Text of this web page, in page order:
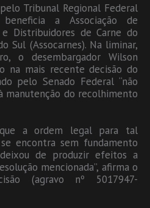
Tribunal Regional Federal
a Associação de
Distribuidores de Carne do
Sul (Assocarnes). Na liminar,
o desembargador Wilson
na mais recente decisão do
pelo Senado Federal “não
manutenção do recolhimento
que a ordem legal para tal
encontra sem fundamento
de produzir efeitos a
mencionada”, afirma o
(agravo nº 5017947-